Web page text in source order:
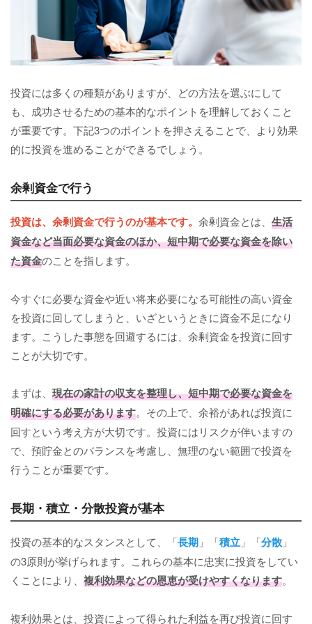
投資には多くの種類がありますが、どの方法を選ぶにして
も、成功させるための基本的なポイントを理解しておくこと
が重要です。下記3つのポイントを押さえることで、より効果
的に投資を進めることができるでしょう。
余剰資金で行う
投資は、余剰資金で行うのが基本です。 余剰資金とは、 生活
資金など当面必要な資金のほか、短中期で必要な資金を除い
た資金のことを指します。
今すぐに必要な資金や近い将来必要になる可能性の高い資金
を投資に回してしまうと、いざというときに資金不足になり
ます。こうした事態を回避するには、余剰資金を投資に回す
ことが大切です。
まずは、 現在の家計の収支を整理し、短中期で必要な資金を
明確にする必要があります。その上で、余裕があれば投資に
回すという考え方が大切です。投資にはリスクが伴いますの
で、預貯金とのバランスを考慮し、無理のない範囲で投資を
行うことが重要です。
長期・積立・分散投資が基本
投資の基本的なスタンスとして、「長期 」「積立 」「分散 」
の3原則が挙げられます。これらの基本に忠実に投資をしてい
くことにより、 複利効果などの恩恵が受けやすくなります。
複利効果とは、投資によって得られた利益を再び投資に回す